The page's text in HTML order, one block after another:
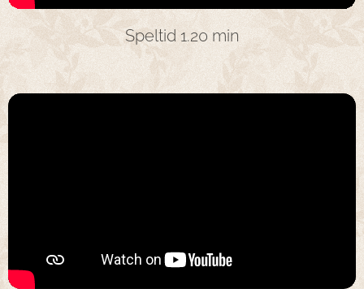
Speltid 1.20 min